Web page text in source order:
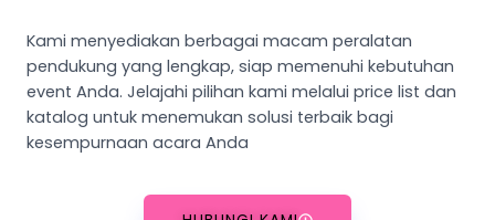
Kami menyediakan berbagai macam peralatan
pendukung yang lengkap, siap memenuhi kebutuhan
event Anda. Jelajahi pilihan kami melalui price list dan
katalog untuk menemukan solusi terbaik bagi
kesempurnaan acara Anda